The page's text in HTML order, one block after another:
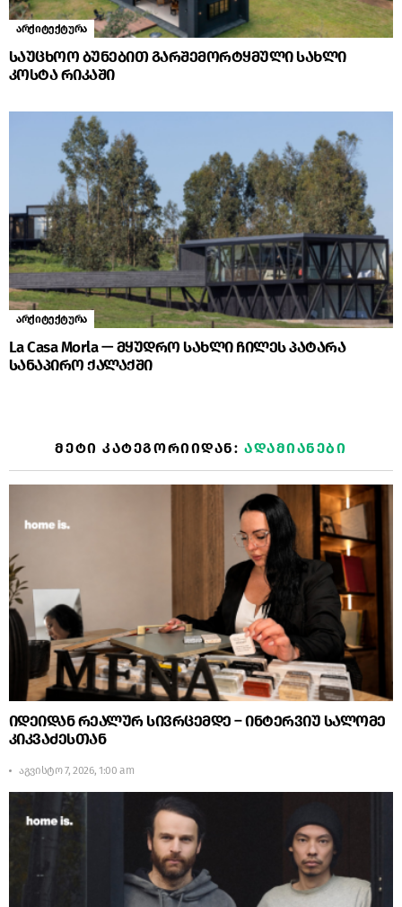
არქიტექტურა
საუცხოო ბუნებით გარშემორტყმული სახლი
კოსტა რიკაში
არქიტექტურა
La Casa Morla — მყუდრო სახლი ჩილეს პატარა
სანაპირო ქალაქში
ᲛᲔᲢᲘ ᲙᲐᲢᲔᲒᲝᲠᲘᲘᲓᲐᲜ: ᲐᲓᲐᲛᲘᲐᲜᲔᲑᲘ
იდეიდან რეალურ სივრცემდე – ინტერვიუ სალომე
კიკვაძესთან
აგვისტო 7, 2026, 1:00 am